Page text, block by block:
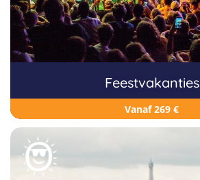
Feestvakanties
Vanaf 269 €